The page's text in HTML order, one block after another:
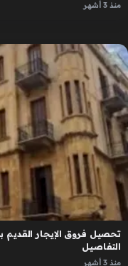
منذ 3 أشهر
تحصيل فروق الإيجار
التفاصيل
منذ 3 أشهر